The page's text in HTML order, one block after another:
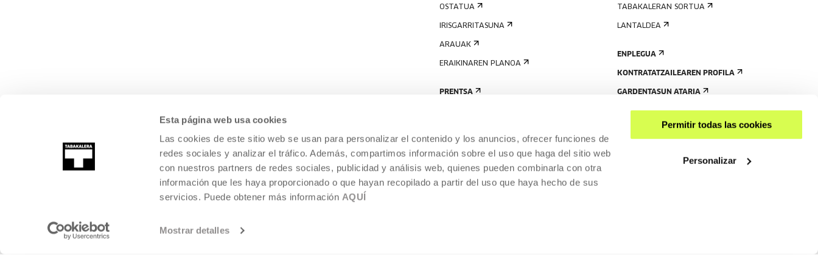
Esta página web usa cookies
Las cookies de este sitio web se usan para personalizar el contenido y los anuncios, ofrecer funciones de
redes sociales y analizar el tráfico. Además, compartimos información sobre el uso que haga del sitio web
con nuestros partners de redes sociales, publicidad y análisis web, quienes pueden combinarla con otra
información que les haya proporcionado o que hayan recopilado a partir del uso que haya hecho de sus
servicios. Puede obtener más información AQUÍ
Mostrar detalles
Permitir todas las cookies
Personalizar
OSTATUA
IRISGARRITASUNA
ARAUAK
ERAIKINAREN PLANOA
PRENTSA
TABAKALERAN SORTUA
LANTALDEA
ENPLEGUA
KONTRATATZAILEAREN PROFILA
GARDENTASUN ATARIA
2026 TABAKALERA.
KULTURA GARAIKIDEAREN NAZIOARTEKO ZENTROA,